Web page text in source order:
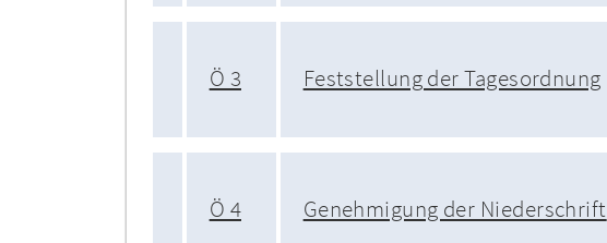
Ö 3 Feststellung der Tagesordnung
Ö 4 Genehmigung der Niederschrift